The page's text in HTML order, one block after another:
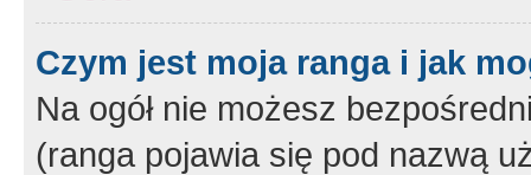
Czym jest moja ranga i jak
Na ogół nie możesz
(ranga pojawia się pod nazwą